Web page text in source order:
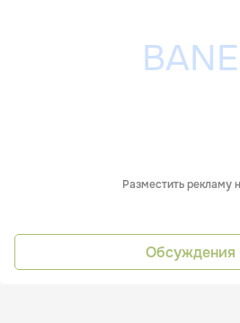
Разместить рекламу
Обсуждения